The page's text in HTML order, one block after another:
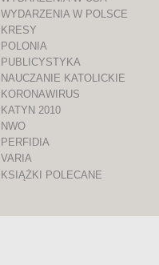
WYDARZENIA W POLSCE
KRESY
POLONIA
PUBLICYSTYKA
NAUCZANIE KATOLICKIE
KORONAWIRUS
KATYN 2010
NWO
PERFIDIA
VARIA
KSIĄŻKI POLECANE